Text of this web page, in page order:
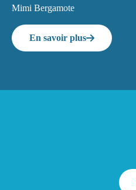
Mimi Bergamote
En savoir plus